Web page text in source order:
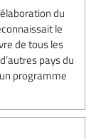
du
le
de tous les
pays du
programme